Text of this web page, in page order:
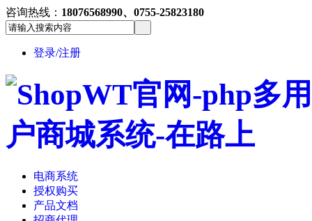
咨询热线： 18076568990、0755-25823180
登录/注册
电商系统
授权购买
产品文档